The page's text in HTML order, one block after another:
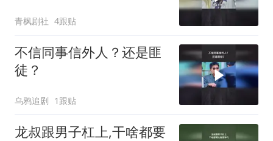
青枫剧社 4跟贴
不信同事信外人？还是匪
徒？
乌鸦追剧 1跟贴
龙叔跟男子杠上,干啥都要